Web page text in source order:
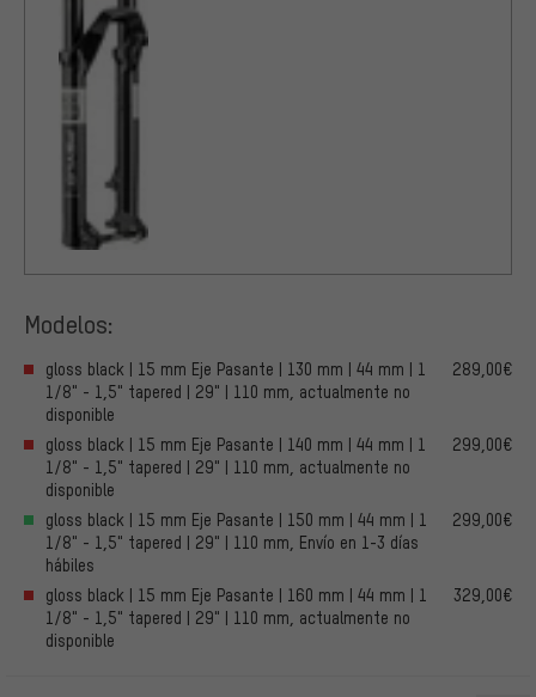
Modelos:
gloss black | 15 mm Eje Pasante | 130 mm | 44 mm | 1
1/8" - 1,5" tapered | 29" | 110 mm, actualmente no
disponible
289,00€
gloss black | 15 mm Eje Pasante | 140 mm | 44 mm | 1
1/8" - 1,5" tapered | 29" | 110 mm, actualmente no
disponible
299,00€
gloss black | 15 mm Eje Pasante | 150 mm | 44 mm | 1
1/8" - 1,5" tapered | 29" | 110 mm, Envío en 1-3 días
hábiles
299,00€
gloss black | 15 mm Eje Pasante | 160 mm | 44 mm | 1
1/8" - 1,5" tapered | 29" | 110 mm, actualmente no
disponible
329,00€